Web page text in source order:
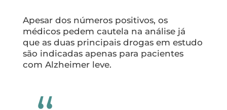
Apesar dos números positivos, os
médicos pedem cautela na análise já
que as duas principais drogas em estudo
são indicadas apenas para pacientes
com Alzheimer leve.